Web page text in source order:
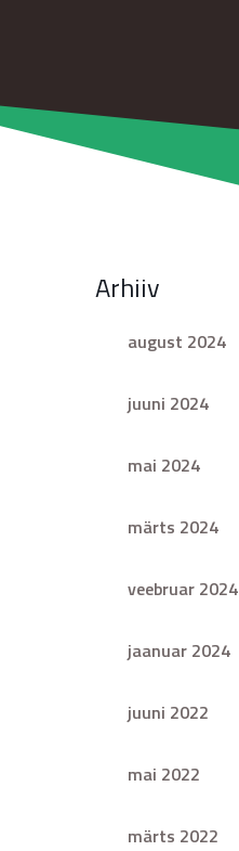
Arhiiv
august 2024
juuni 2024
mai 2024
märts 2024
veebruar 2024
jaanuar 2024
juuni 2022
mai 2022
märts 2022